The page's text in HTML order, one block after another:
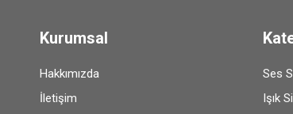
Kurumsal
Hakkımızda
İletişim
Ses
Işık